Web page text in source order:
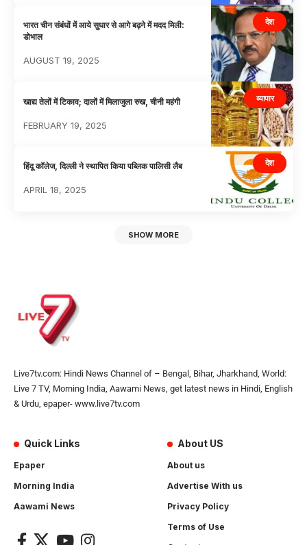
देश
भारत चीन संबंधों में आये सुधार से आगे बढ़ने में मदद मिली:
डोभाल
AUGUST 19, 2025
व्यापार
खाद्य तेलों में टिकाव; दालों में मिलाजुला रुख, चीनी महंगी
FEBRUARY 19, 2025
देश
हिंदू कॉलेज, दिल्ली ने स्थापित किया पब्लिक पालिसी लैब
APRIL 18, 2025
SHOW MORE
Live7tv.com: Hindi News Channel of – Bengal, Bihar, Jharkhand, World:
Live 7 TV, Morning India, Aawami News, get latest news in Hindi, English
& Urdu, epaper- www.live7tv.com
Quick Links
Epaper
Morning India
Aawami News
About US
About us
Advertise With us
Privacy Policy
Terms of Use